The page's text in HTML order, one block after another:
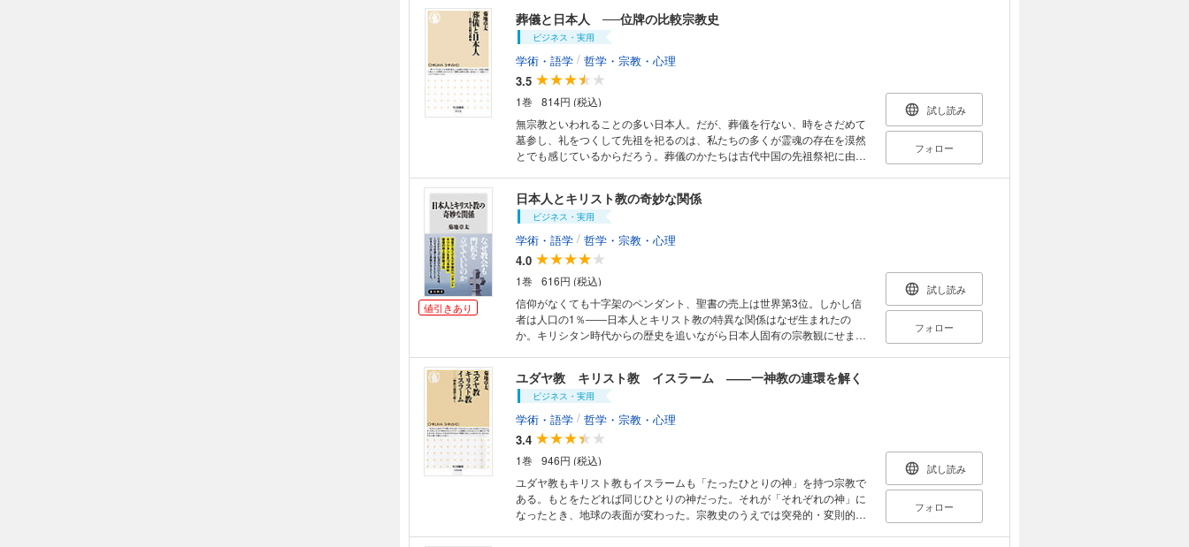
ら鋭く分析し、 軽妙な筆致でやさしく語る！ ◇本書「はじめに」より―
シンクレティズムとは「ごたまぜ」という意味である。儒教と仏教と道教
がごたごたまぜ まぜになっている。純粋ではない。けれどゆたかさがあ
る。そしてこれこそが宗教というも のの現実の姿ではないか。 ◆主な内
容 第1章 シンクレティック東アジア―宗教の実像を求めて 第2章 かば
いあう親子のどろぼう―情にあふれ馴れあう心性 第3章 翼をなくした天
女たち（上）―ユーラシアの西から東へ 第4章 翼をなくした天女たち
（下）―孝との調和と相克 第5章 福禄寿、怨恨、呪殺―心がすさむとき
求められるもの 第6章 草も木もみな仏になる―宗教をぬりかえる自然認
識 第7章 スモモの下で世直しがはじまる―くりかえされる予言の力 第8
章 彼らに永遠の休息をあたえたまえ―湿潤温暖地域の死生観 第9章 東
アジアの思想空間へ―思想を生みだす時と場所
葬儀と日本人 ──位牌の比較宗教史
ビジネス・実用
学術・語学 / 哲学・宗教・心理
3.5
1巻
814円 (税込)
無宗教といわれることの多い日本人。だが、葬儀を行ない、時をさだめて
墓参し、礼をつくして先祖を祀るのは、私たちの多くが霊魂の存在を漠然
とでも感じているからだろう。葬儀のかたちは古代中国の先祖祭祀に由来
いう感情に回収されていく。本書では、葬儀と位牌の歴史をたどることに
よって、民族の死生観を考えてゆく。
試し読み
フォロー
値引きあり
日本人とキリスト教の奇妙な関係
ビジネス・実用
学術・語学 / 哲学・宗教・心理
4.0
1巻
616円 (税込)
信仰がなくても十字架のペンダント、聖書の売上は世界第3位。しかし信
者は人口の1％――日本人とキリスト教の特異な関係はなぜ生まれたの
か。キリシタン時代からの歴史を追いながら日本人固有の宗教観にせま
試し読み
フォロー
ユダヤ教 キリスト教 イスラーム ――一神教の連環を解く
ビジネス・実用
学術・語学 / 哲学・宗教・心理
3.4
1巻
946円 (税込)
ユダヤ教もキリスト教もイスラームも「たったひとりの神」を持つ宗教で
ある。もとをたどれば同じひとりの神だった。それが「それぞれの神」に
なったとき、地球の表面が変わった。宗教史のうえでは突発的・変則的で
試し読み
フォロー